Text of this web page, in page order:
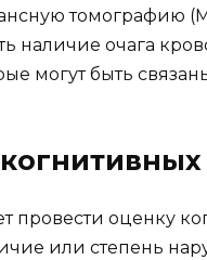
томографию
наличие очага
могут быть
провести оценку
или степень